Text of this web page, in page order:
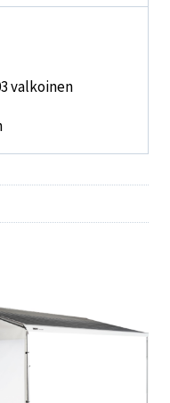
valkoinen